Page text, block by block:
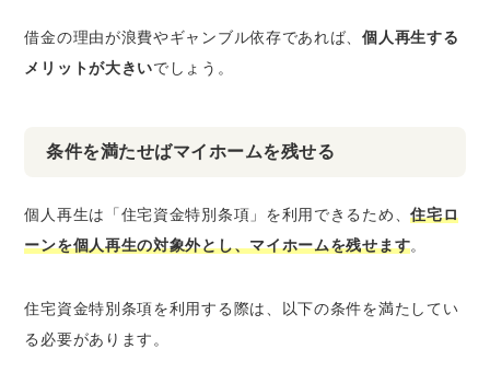
借金の理由が浪費やギャンブル依存であれば、個人再生する
メリットが大きいでしょう。
条件を満たせばマイホームを残せる
個人再生は「住宅資金特別条項」を利用できるため、住宅ロ
ーンを個人再生の対象外とし、マイホームを残せます。
住宅資金特別条項を利用する際は、以下の条件を満たしてい
る必要があります。